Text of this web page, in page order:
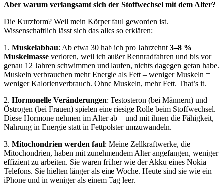
Aber warum verlangsamt sich der Stoffwechsel mit dem Alter?
Die Kurzform? Weil mein Körper faul geworden ist.
Wissenschaftlich lässt sich das alles so erklären:
1. Muskelabbau: Ab etwa 30 hab ich pro Jahrzehnt 3–8 %
Muskelmasse verloren, weil ich außer Rennradfahren und bis vor
genau 12 Jahren schwimmen und laufen, nichts dagegen getan habe.
Muskeln verbrauchen mehr Energie als Fett – weniger Muskeln =
weniger Kalorienverbrauch. Ohne Muskeln, mehr Fett. That’s it.
2. Hormonelle Veränderungen: Testosteron (bei Männern) und
Östrogen (bei Frauen) spielen eine riesige Rolle beim Stoffwechsel.
Diese Hormone nehmen im Alter ab – und mit ihnen die Fähigkeit,
Nahrung in Energie statt in Fettpolster umzuwandeln.
3. Mitochondrien werden faul: Meine Zellkraftwerke, die
Mitochondrien, haben mit zunehmendem Alter angefangen, weniger
effizient zu arbeiten. Sie waren früher wie der Akku eines Nokia
Telefons. Sie hielten länger als eine Woche. Heute sind sie wie ein
iPhone und in weniger als einem Tag leer.